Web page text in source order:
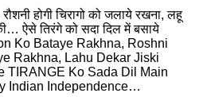
होगी चिरागो को जलाये रखना, लहू
ऐसे तिरंगे को सदा दिल में बसाये
Ko Bataye Rakhna, Roshni
Rakhna, Lahu Dekar Jiski
TIRANGE Ko Sada Dil Main
Indian Independence…